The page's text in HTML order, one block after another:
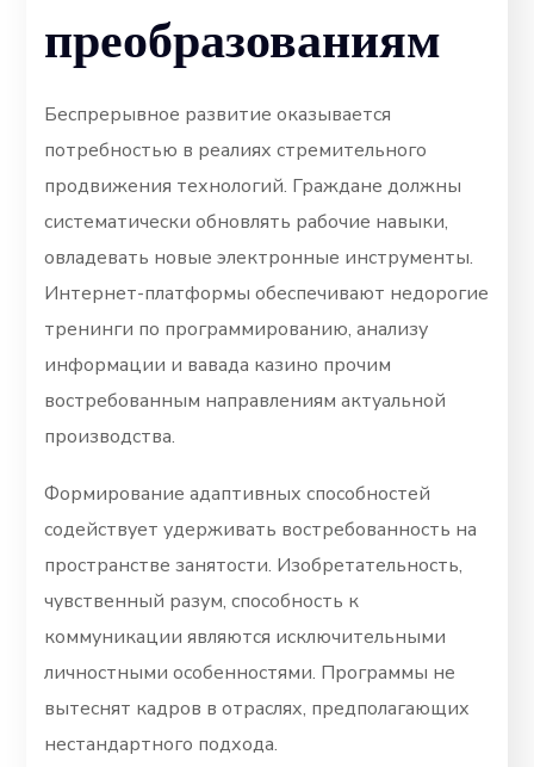
преобразованиям
Беспрерывное развитие оказывается
потребностью в реалиях стремительного
продвижения технологий. Граждане должны
систематически обновлять рабочие навыки,
овладевать новые электронные инструменты.
Интернет-платформы обеспечивают недорогие
тренинги по программированию, анализу
информации и вавада казино прочим
востребованным направлениям актуальной
производства.
Формирование адаптивных способностей
содействует удерживать востребованность на
пространстве занятости. Изобретательность,
чувственный разум, способность к
коммуникации являются исключительными
личностными особенностями. Программы не
вытеснят кадров в отраслях, предполагающих
нестандартного подхода.